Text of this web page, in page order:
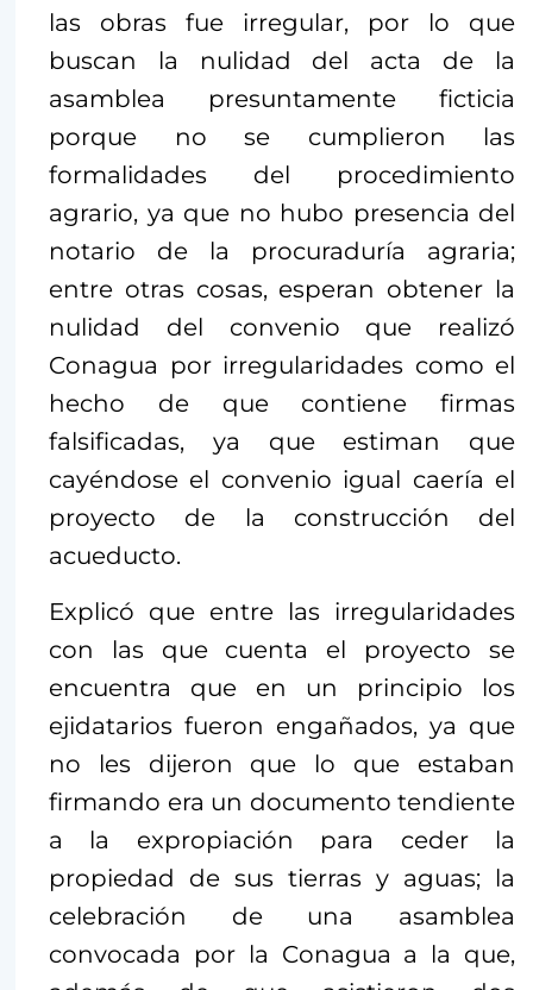
las obras fue irregular, por lo que
buscan la nulidad del acta de la
asamblea presuntamente ficticia
porque no se cumplieron las
formalidades del procedimiento
agrario, ya que no hubo presencia del
notario de la procuraduría agraria;
entre otras cosas, esperan obtener la
nulidad del convenio que realizó
Conagua por irregularidades como el
hecho de que contiene firmas
falsificadas, ya que estiman que
cayéndose el convenio igual caería el
proyecto de la construcción del
acueducto.
Explicó que entre las irregularidades
con las que cuenta el proyecto se
encuentra que en un principio los
ejidatarios fueron engañados, ya que
no les dijeron que lo que estaban
firmando era un documento tendiente
a la expropiación para ceder la
propiedad de sus tierras y aguas; la
celebración de una asamblea
convocada por la Conagua a la que,